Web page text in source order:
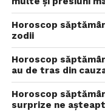
Horoscop
zodii
Horoscop
au de tras din
Horoscop
surprize ne